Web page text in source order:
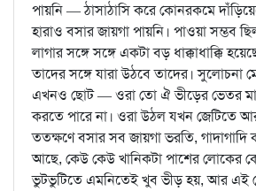
পায়নি — ঠাসাঠাসি করে কোনরকমে
হারাও বসার জায়গা পায়নি। পাওয়া সম্ভব
লাগার সঙ্গে সঙ্গে একটা বড় ধাক্কাধাক্কি
তাদের সঙ্গে যারা উঠবে তাদের। সুলোচনা
এখনও ছোট — ওরা তো ঐ ভীড়ের ভেতর
করতে পারে না। ওরা উঠল যখন জেটিতে
ততক্ষণে বসার সব জায়গা ভরতি,
আছে, কেউ কেউ খানিকটা পাশের লোকের
ভুটভুটিতে এমনিতেই খুব ভীড় হয়, আর এই